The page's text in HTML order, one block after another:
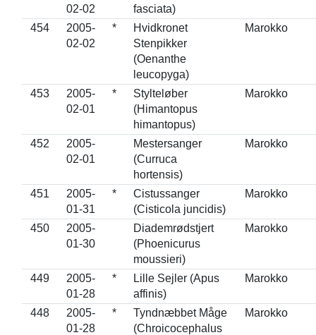
02-02
fasciata)
454
2005-
02-02
*
Hvidkronet
Stenpikker
(Oenanthe
leucopyga)
Marokko
453
2005-
02-01
*
Stylteløber
(Himantopus
himantopus)
Marokko
452
2005-
02-01
Mestersanger
(Curruca
hortensis)
Marokko
451
2005-
01-31
*
Cistussanger
(Cisticola juncidis)
Marokko
450
2005-
01-30
Diademrødstjert
(Phoenicurus
moussieri)
Marokko
449
2005-
01-28
*
Lille Sejler (Apus
affinis)
Marokko
448
2005-
01-28
*
Tyndnæbbet Måge
(Chroicocephalus
Marokko